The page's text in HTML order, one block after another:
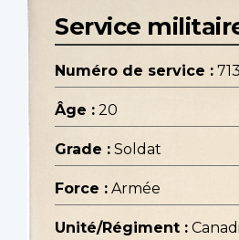
Service
Numéro de service :
Âge : 20
Grade : Soldat
Force : Armée
Unité/Régiment :